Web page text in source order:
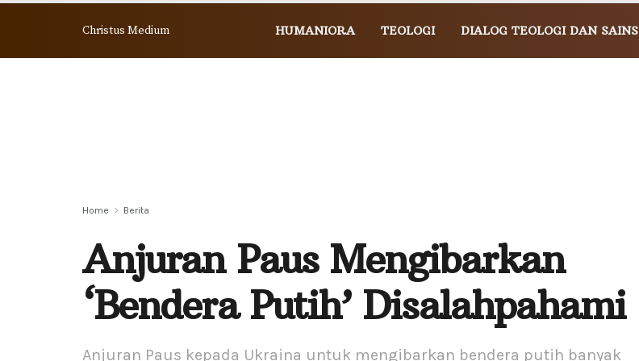
Christus Medium HUMANIORA TEOLOGI DIALOG TEOLOGI DAN SAINS
Home Berita
Anjuran Paus Mengibarkan
‘Bendera Putih’ Disalahpahami
Anjuran Paus kepada Ukraina untuk mengibarkan bendera putih banyak